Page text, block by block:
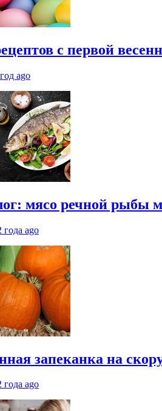
с первой
ago
мясо речной рыбы
года ago
запеканка на
года ago